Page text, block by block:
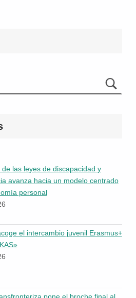
las leyes de discapacidad y
avanza hacia un modelo centrado
personal
el intercambio juvenil Erasmus+